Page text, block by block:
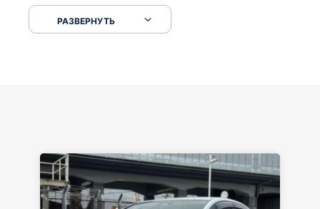
что заполнить, куда зайти, образцы и т.д. После
приехал за авто. Меня тепло встретили Сергей с
РАЗВЕРНУТЬ